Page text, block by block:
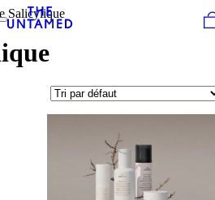
Salicylique